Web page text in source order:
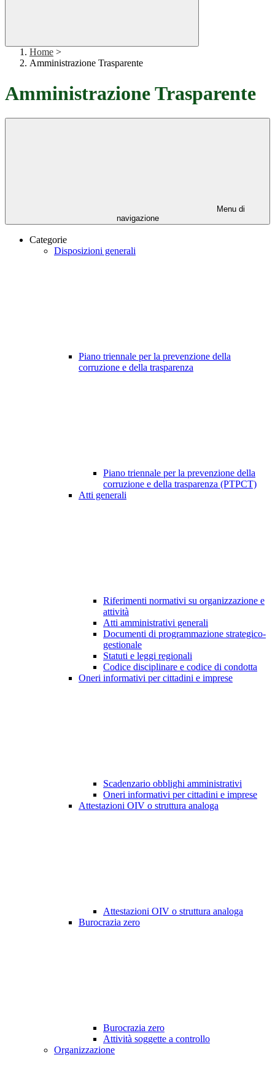
Home >
Amministrazione Trasparente
Amministrazione Trasparente
Menu di
navigazione
Categorie
Disposizioni generali
Piano triennale per la prevenzione della
corruzione e della trasparenza
Piano triennale per la prevenzione della
corruzione e della trasparenza (PTPCT)
Atti generali
Riferimenti normativi su organizzazione e
attività
Atti amministrativi generali
Documenti di programmazione strategico-
gestionale
Statuti e leggi regionali
Codice disciplinare e codice di condotta
Oneri informativi per cittadini e imprese
Scadenzario obblighi amministrativi
Oneri informativi per cittadini e imprese
Attestazioni OIV o struttura analoga
Attestazioni OIV o struttura analoga
Burocrazia zero
Burocrazia zero
Attività soggette a controllo
Organizzazione